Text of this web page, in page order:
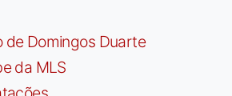
de Domingos Duarte
da MLS